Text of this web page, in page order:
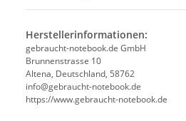
Herstellerinformationen:
gebraucht-notebook.de GmbH
Brunnenstrasse 10
Altena, Deutschland, 58762
info@gebraucht-notebook.de
https://www.gebraucht-notebook.de